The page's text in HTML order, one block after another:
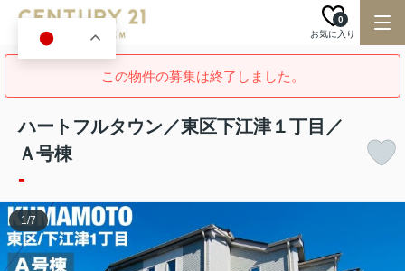
お気に入り
0
この物件の募集は終了しました。
ハートフルタウン／東区下江津１丁目／
Ａ号棟
-
1/7